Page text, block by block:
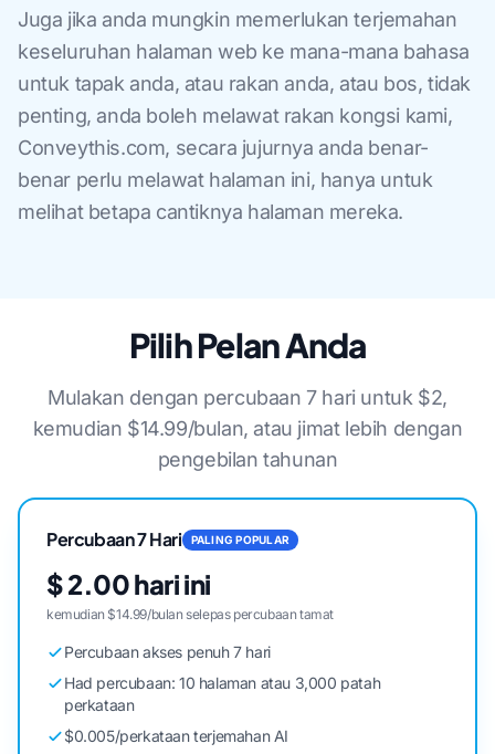
Juga jika anda mungkin memerlukan terjemahan
keseluruhan halaman web ke mana-mana bahasa
untuk tapak anda, atau rakan anda, atau bos, tidak
penting, anda boleh melawat rakan kongsi kami,
Conveythis.com, secara jujurnya anda benar-
benar perlu melawat halaman ini, hanya untuk
melihat betapa cantiknya halaman mereka.
Pilih Pelan Anda
Mulakan dengan percubaan 7 hari untuk $2,
kemudian $14.99/bulan, atau jimat lebih dengan
pengebilan tahunan
Percubaan 7 Hari PALING POPULAR
$ 2.00 hari ini
kemudian $14.99/bulan selepas percubaan tamat
Percubaan akses penuh 7 hari
Had percubaan: 10 halaman atau 3,000 patah
perkataan
$0.005/perkataan terjemahan AI